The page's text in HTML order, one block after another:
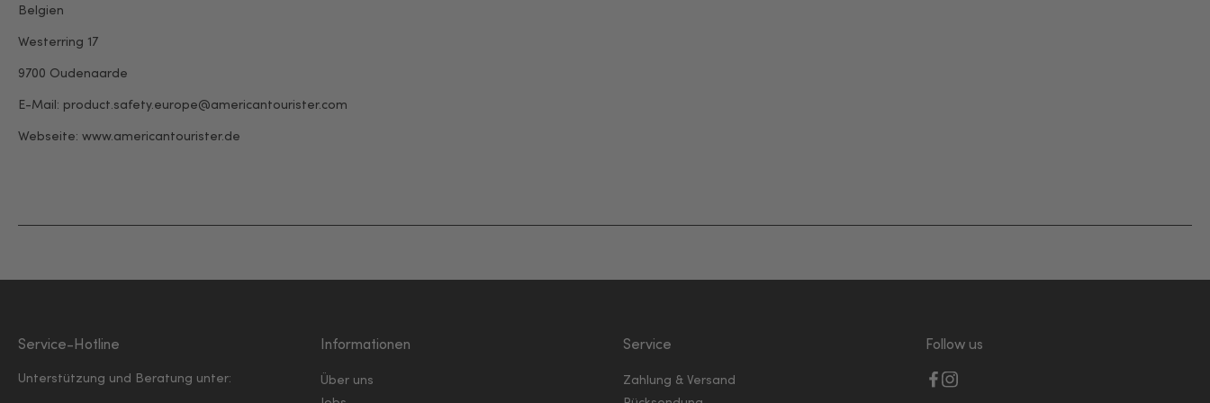
Belgien
Westerring 17
9700 Oudenaarde
E-Mail: product.safety.europe@americantourister.com
Webseite: www.americantourister.de
Service-Hotline
Unterstützung und Beratung unter:
Informationen
Über uns
Service
Zahlung & Versand
Follow us